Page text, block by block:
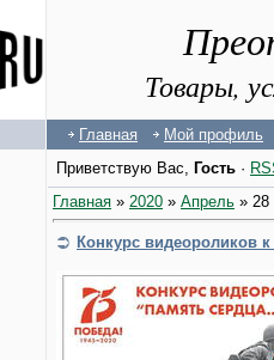
Товары,
Главная Мой профиль
Приветствую Вас, Гость ·
Главная » 2020 » Апрель » 28
Конкурс видеороликов